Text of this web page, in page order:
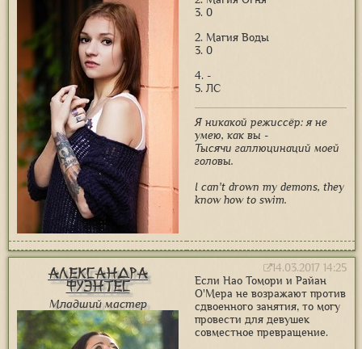
3. 0
2. Магия Воды
3. 0
4. -
5. ЛС
Я никакой режиссёр: я не
умею, как вы -
Тысячи галлюцинаций моей
головы.
I can't drown my demons, they
know how to swim.
Александра
Фуэнтес
Младший мастер
14.03.2017 14:25
Если Нао Томори и Райан
О'Мера не возражают против
сдвоенного занятия, то могу
провести для девушек
совместное превращение.